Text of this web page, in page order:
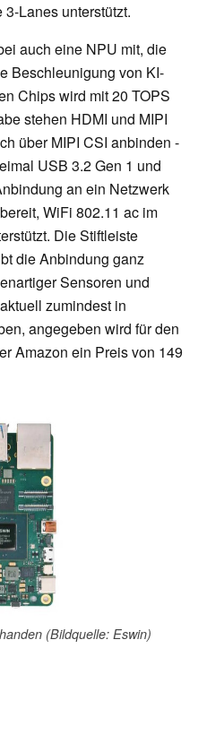
Lanes unterstützt.
auch eine NPU mit, die
Beschleunigung von KI-
Chips wird mit 20 TOPS
stehen HDMI und MIPI
über MIPI CSI anbinden -
USB 3.2 Gen 1 und
an ein Netzwerk
WiFi 802.11 ac im
Die Stiftleiste
die Anbindung ganz
Sensoren und
zumindest in
angegeben wird für den
Amazon ein Preis von 149
(Bildquelle: Eswin)